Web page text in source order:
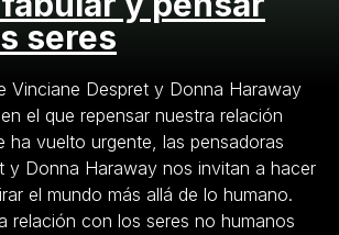
seres
Vinciane Despret y Donna Haraway
el que repensar nuestra relación
ha vuelto urgente, las pensadoras
y Donna Haraway nos invitan a hacer
el mundo más allá de lo humano.
relación con los seres no humanos